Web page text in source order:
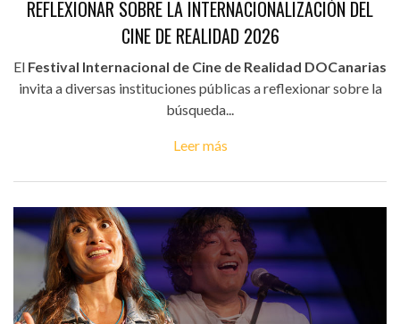
REFLEXIONAR SOBRE LA INTERNACIONALIZACIÓN DEL
CINE DE REALIDAD 2026
El Festival Internacional de Cine de Realidad DOCanarias
invita a diversas instituciones públicas a reflexionar sobre la
búsqueda...
Leer más